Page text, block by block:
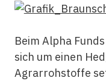
Beim Alpha
sich um einen
Agrarrohstoffe